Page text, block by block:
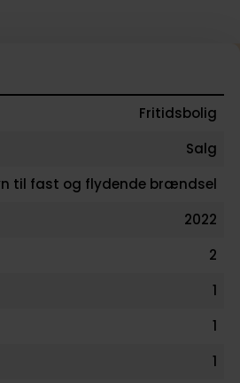
Fritidsbolig
Salg
til fast og flydende brændsel
2022
2
1
1
1